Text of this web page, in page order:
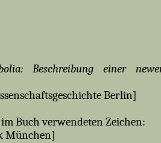
Beschreibung einer
Berlin]
Buch verwendeten Zeichen:
München]